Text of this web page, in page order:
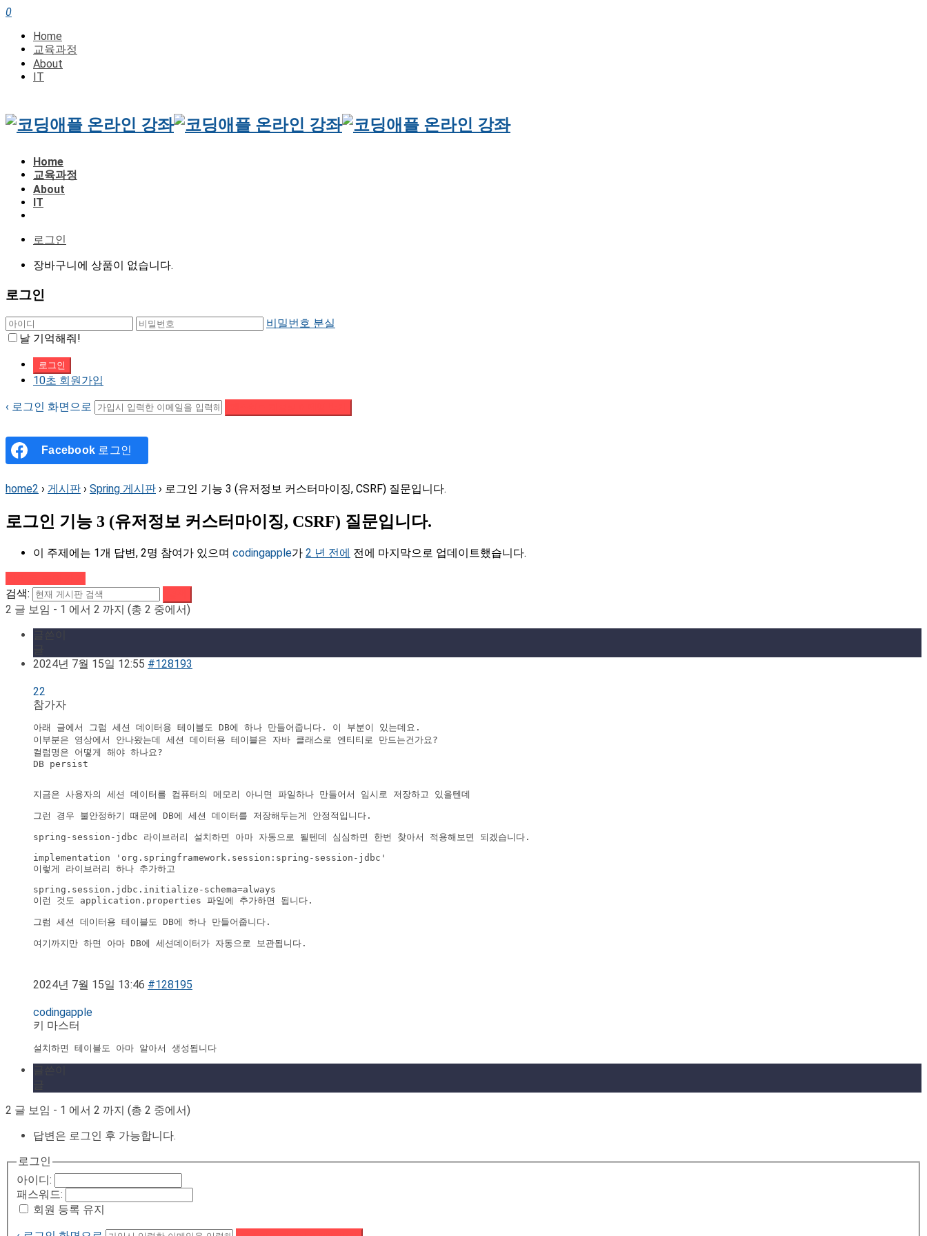
0
Home
교육과정
About
IT
Home
교육과정
About
IT
로그인
장바구니에 상품이 없습니다.
로그인
비밀번호 분실
날 기억해줘!
10초 회원가입
‹ 로그인 화면으로
Facebook 로그인
home2 › 게시판 › Spring 게시판 › 로그인 기능 3 (유저정보 커스터마이징, CSRF) 질문입니다.
로그인 기능 3 (유저정보 커스터마이징, CSRF) 질문입니다.
이 주제에는 1개 답변, 2명 참여가 있으며 codingapple가 2 년 전에 전에 마지막으로 업데이트했습니다.
검색:
2 글 보임 - 1 에서 2 까지 (총 2 중에서)
2024년 7월 15일 12:55 #128193
22
참가자
아래 글에서 그럼 세션 데이터용 테이블도 DB에 하나 만들어줍니다. 이 부분이 있는데요.
이부분은 영상에서 안나왔는데 세션 데이터용 테이블은 자바 클래스로 엔티티로 만드는건가요?
컬럼명은 어떻게 해야 하나요?
DB persist
지금은 사용자의 세션 데이터를 컴퓨터의 메모리 아니면 파일하나 만들어서 임시로 저장하고 있을텐데
그런 경우 불안정하기 때문에 DB에 세션 데이터를 저장해두는게 안정적입니다.
spring-session-jdbc 라이브러리 설치하면 아마 자동으로 될텐데 심심하면 한번 찾아서 적용해보면 되겠습니다.
implementation 'org.springframework.session:spring-session-jdbc'
이렇게 라이브러리 하나 추가하고
spring.session.jdbc.initialize-schema=always
이런 것도 application.properties 파일에 추가하면 됩니다.
그럼 세션 데이터용 테이블도 DB에 하나 만들어줍니다.
여기까지만 하면 아마 DB에 세션데이터가 자동으로 보관됩니다.
2024년 7월 15일 13:46 #128195
codingapple
키 마스터
설치하면 테이블도 아마 알아서 생성됩니다
2 글 보임 - 1 에서 2 까지 (총 2 중에서)
답변은 로그인 후 가능합니다.
로그인
아이디:
패스워드:
회원 등록 유지